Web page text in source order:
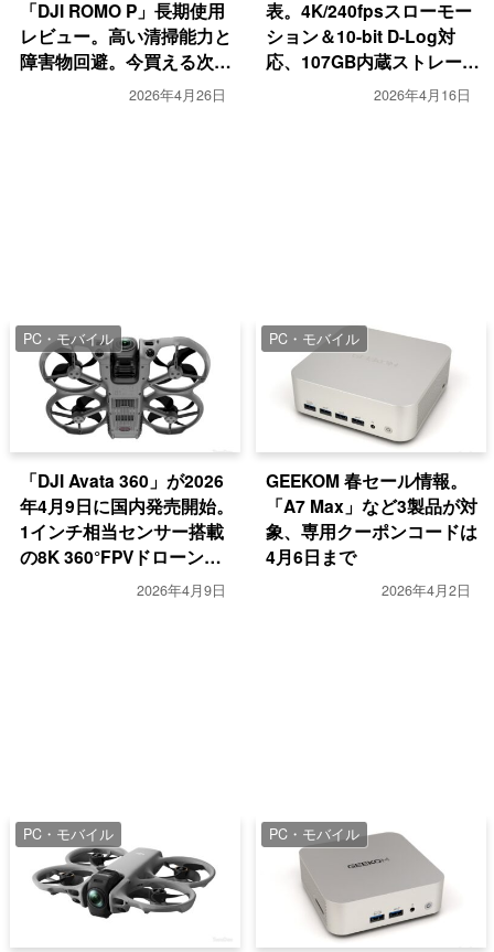
「DJI ROMO P」長期使用
レビュー。高い清掃能力と
障害物回避。今買える次世
2026年4月26日
表。4K/240fpsスローモー
ション＆10-bit D-Log対
応、107GB内蔵ストレージ
搭載で2026年4月22日発売
2026年4月16日
PC・モバイル
「DJI Avata 360」が2026
年4月9日に国内発売開始。
1インチ相当センサー搭載
の8K 360°FPVドローン、
2026年4月9日
PC・モバイル
GEEKOM 春セール情報。
「A7 Max」など3製品が対
象、専用クーポンコードは
4月6日まで
2026年4月2日
PC・モバイル PC・モバイル